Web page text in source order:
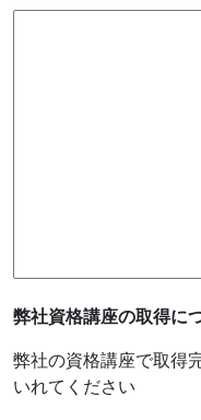
弊社資格講座の取得に
弊社の資格講座で取得
いれてください